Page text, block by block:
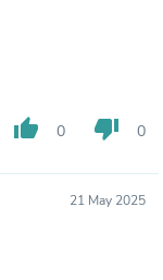
thumb_up 0 thumb_down 0
21 May 2025